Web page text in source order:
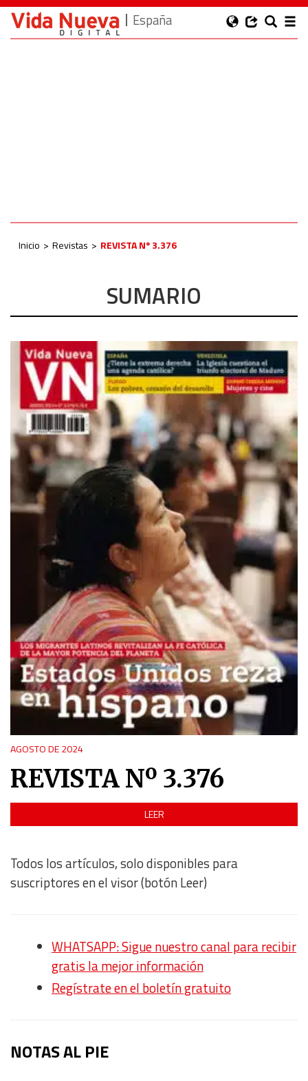
España
Inicio Revistas REVISTA Nº 3.376
SUMARIO
AGOSTO DE 2024
REVISTA Nº 3.376
LEER
Todos los artículos, solo disponibles para
suscriptores en el visor (botón Leer)
WHATSAPP: Sigue nuestro canal para recibir
gratis la mejor información
Regístrate en el boletín gratuito
NOTAS AL PIE